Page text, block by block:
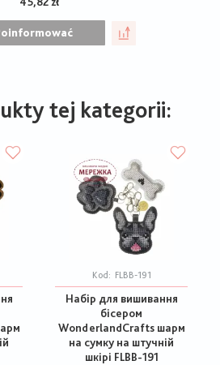
tej kategorii:
Kod: FLBB-191
Набір для вишивання
бісером
WonderlandCrafts шарм
на сумку на штучній
шкірі FLBB-191